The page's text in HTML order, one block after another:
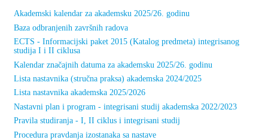
Akademski kalendar za akademsku 2025/26. godinu
Baza odbranjenih završnih radova
ECTS - Informacijski paket 2015 (Katalog predmeta) integrisanog
studija I i II ciklusa
Kalendar značajnih datuma za akademsku 2025/26. godinu
Lista nastavnika (stručna praksa) akademska 2024/2025
Lista nastavnika akademska 2025/2026
Nastavni plan i program - integrisani studij akademska 2022/2023
Pravila studiranja - I, II ciklus i integrisani studij
Procedura pravdanja izostanaka sa nastave